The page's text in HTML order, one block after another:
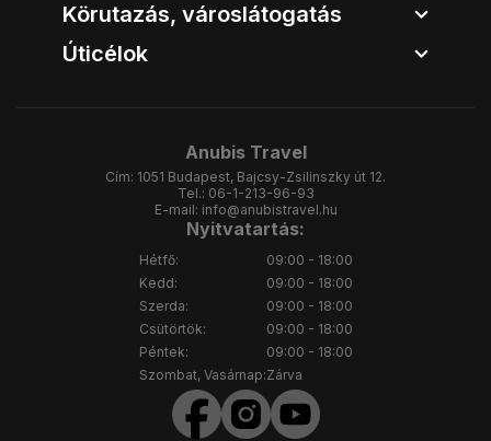
Körutazás, városlátogatás
Úticélok
Anubis Travel
Cím: 1051 Budapest, Bajcsy-Zsilinszky út 12.
Tel.: 06-1-213-96-93
E-mail: info@anubistravel.hu
Nyitvatartás:
Hétfő:
Kedd:
Szerda:
Csütörtök:
Péntek:
Szombat, Vasárnap:
09:00 - 18:00
09:00 - 18:00
09:00 - 18:00
09:00 - 18:00
09:00 - 18:00
Zárva